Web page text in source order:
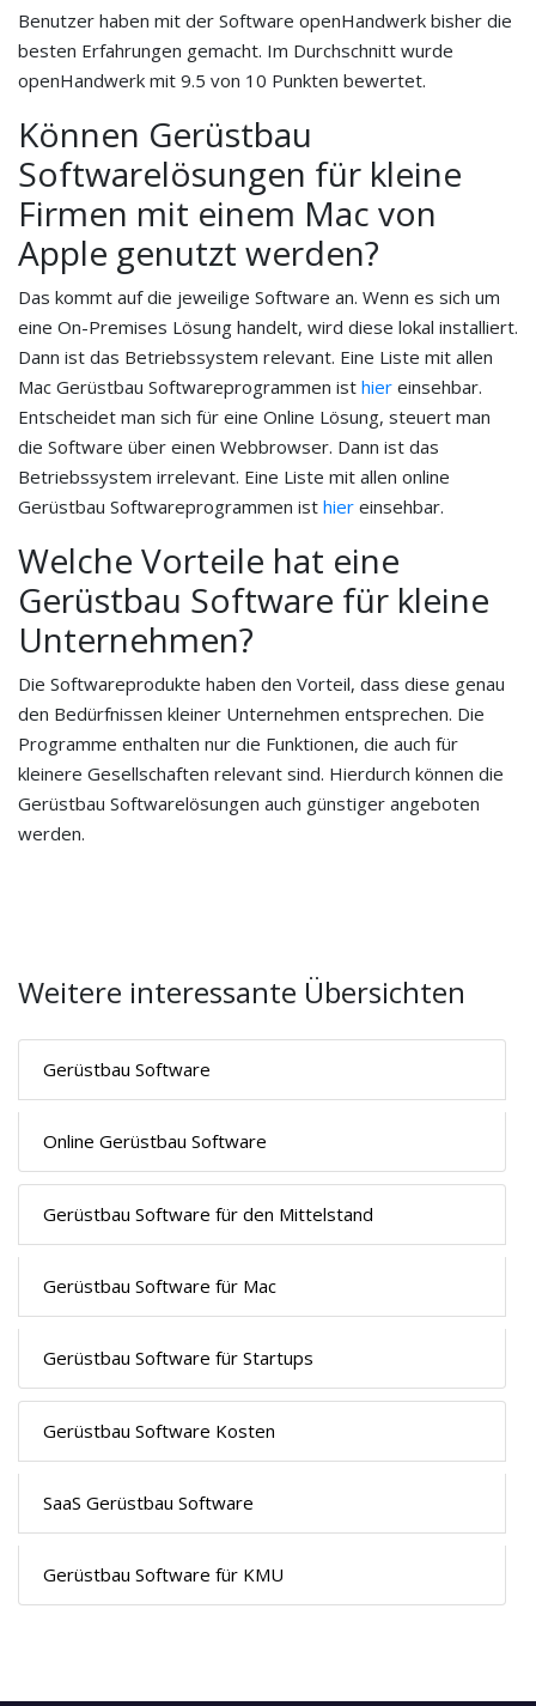
Benutzer haben mit der Software openHandwerk bisher die
besten Erfahrungen gemacht. Im Durchschnitt wurde
openHandwerk mit 9.5 von 10 Punkten bewertet.
Können Gerüstbau
Softwarelösungen für kleine
Firmen mit einem Mac von
Apple genutzt werden?
Das kommt auf die jeweilige Software an. Wenn es sich um
eine On-Premises Lösung handelt, wird diese lokal installiert.
Dann ist das Betriebssystem relevant. Eine Liste mit allen
Mac Gerüstbau Softwareprogrammen ist hier einsehbar.
Entscheidet man sich für eine Online Lösung, steuert man
die Software über einen Webbrowser. Dann ist das
Betriebssystem irrelevant. Eine Liste mit allen online
Gerüstbau Softwareprogrammen ist hier einsehbar.
Welche Vorteile hat eine
Gerüstbau Software für kleine
Unternehmen?
Die Softwareprodukte haben den Vorteil, dass diese genau
den Bedürfnissen kleiner Unternehmen entsprechen. Die
Programme enthalten nur die Funktionen, die auch für
kleinere Gesellschaften relevant sind. Hierdurch können die
Gerüstbau Softwarelösungen auch günstiger angeboten
werden.
Weitere interessante Übersichten
Gerüstbau Software
Online Gerüstbau Software
Gerüstbau Software für den Mittelstand
Gerüstbau Software für Mac
Gerüstbau Software für Startups
Gerüstbau Software Kosten
SaaS Gerüstbau Software
Gerüstbau Software für KMU